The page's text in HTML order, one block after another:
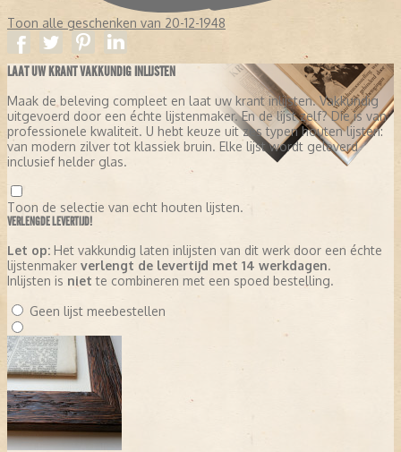
Toon alle geschenken van 20-12-1948
LAAT UW KRANT VAKKUNDIG INLIJSTEN
Maak de beleving compleet en laat uw krant inlijsten. Vakkundig
uitgevoerd door een échte lijstenmaker. En de lijst zelf? Die is van
professionele kwaliteit. U hebt keuze uit zes typen houten lijsten:
van modern zilver tot klassiek bruin. Elke lijst wordt geleverd
inclusief helder glas.
Toon de selectie van echt houten lijsten.
VERLENGDE LEVERTIJD!
Let op: Het vakkundig laten inlijsten van dit werk door een échte
lijstenmaker verlengt de levertijd met 14 werkdagen.
Inlijsten is niet te combineren met een spoed bestelling.
Geen lijst meebestellen